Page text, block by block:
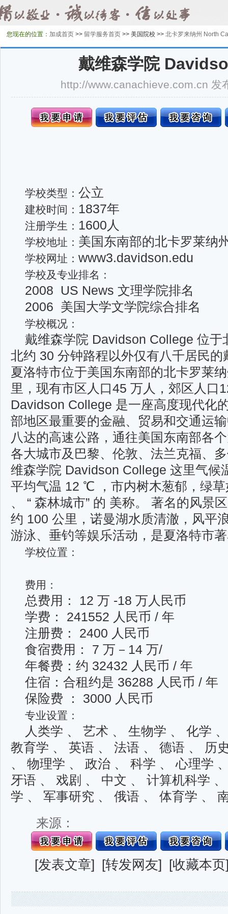
您现在的位置： 加成首页 >> 留学服务首页 >> 美国院校 >> 北卡罗来纳州 North
戴维森学院
http://www.canachieve.com.cn 发
学校类型：公立
建校时间： 1837年
注册学生： 1600人
学校地址： 美国东南部的北卡罗莱纳
学校网址：www3.davidson.edu
学校及专业排名：
2008 US News 文理学院排名
2006 美国大学文学院综合排名
学校概况：
戴维森学院 Davidson College 位于
北约 30 分钟路程以外仅有八千居民
夏洛特市位于美国东南部的北卡罗莱
里，现有市区人口45 万人，郊区人口
Davidson College 是一座高度现代化
部地区最重要的金融、贸易和交通运
八达的高速公路，通往美国东南部各
各大城市及巴黎、伦敦、法兰克福、
维森学院 Davidson College 这里气候
平均气温 12 ℃ ，市内树木葱郁，绿草
、 “ 森林城市” 的 美称。 著名的风景
约 100 公里，诺曼湖水质清澈，风平
游泳、垂钓等娱乐活动，是夏洛特市
学校位置：
费用：
总费用： 12 万 -18 万人民币
学费： 241552 人民币 / 年
注册费： 2400 人民币
食宿费用： 7 万－14 万/
年餐费：约 32432 人民币 / 年
住宿：合租约是 36288 人民币 / 年
保险费 ： 3000 人民币
专业设置：
人类学 、 艺术 、 生物学 、 化学
教育学 、 英语 、 法语 、 德语 、 历
、 物理学 、 政治 、 科学 、 心理学
牙语 、 戏剧 、 中文 、 计算机科学
学 、 军事研究 、 俄语 、 体育学 、
来源：
[发表文章] [转发网友] [收藏本页